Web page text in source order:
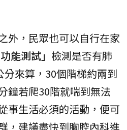
外，民眾也可以自行在家
能測試」 檢測是否有肺
來算，30個階梯約兩到
鐘若爬30階就喘到無法
事生活必須的活動，便可
，建議盡快到胸腔內科進